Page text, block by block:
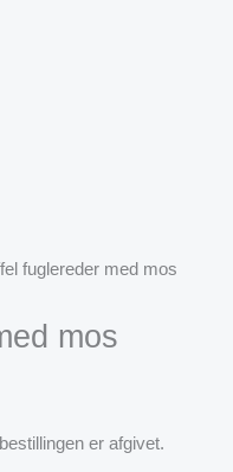
fuglereder med mos
mos
er afgivet.